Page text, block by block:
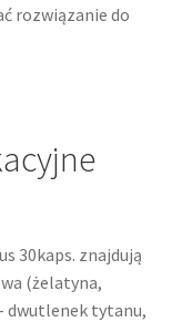
rozwiązanie do
30kaps. znajdują
(żelatyna,
dwutlenek tytanu,